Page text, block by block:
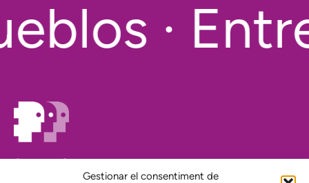
Gestionar el consentiment de
·
On estem?